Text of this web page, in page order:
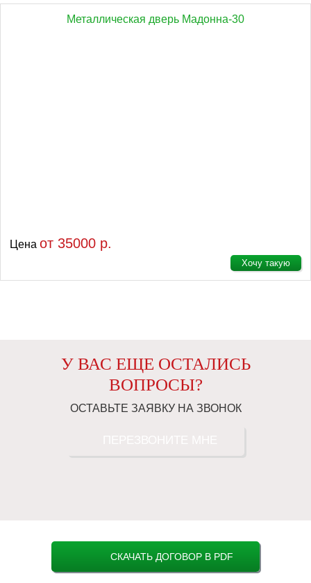
Металлическая дверь Мадонна-30
Цена от 35000 р.
Хочу такую
У ВАС ЕЩЕ ОСТАЛИСЬ
ВОПРОСЫ?
ОСТАВЬТЕ ЗАЯВКУ НА ЗВОНОК
СКАЧАТЬ ДОГОВОР В PDF